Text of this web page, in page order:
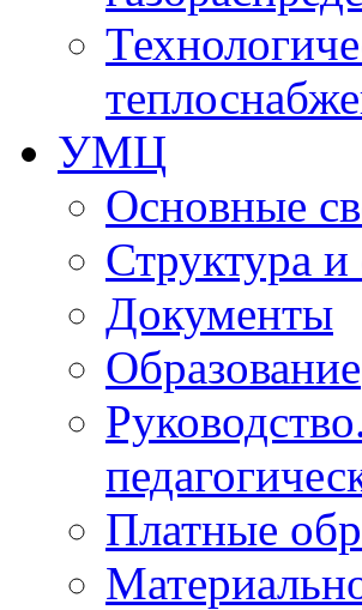
УМЦ
Основные
Структура
Документы
Образование
Платные